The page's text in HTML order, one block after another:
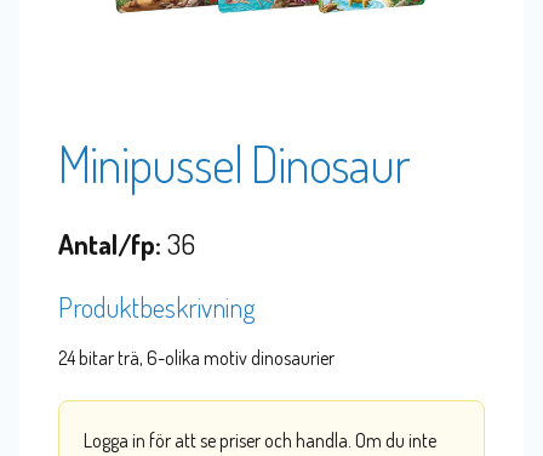
Minipussel Dinosaur
Antal/fp: 36
Produktbeskrivning
24 bitar trä, 6-olika motiv dinosaurier
Logga in för att se priser och handla. Om du inte